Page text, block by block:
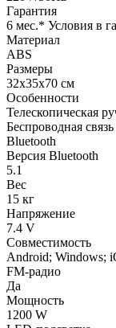
Гарантия
6 мес.* Условия в
Материал
ABS
Размеры
32х35х70 см
Особенности
Телескопическая
Беспроводная связь
Bluetooth
Версия Bluetooth
5.1
Вес
15 кг
Напряжение
7.4 V
Совместимость
Android; Windows;
FM-радио
Да
Мощность
1200 W